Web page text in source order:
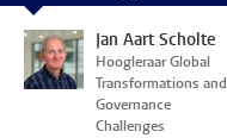
Jan Aart Scholte
Hoogleraar Global
Transformations and
Governance
Challenges